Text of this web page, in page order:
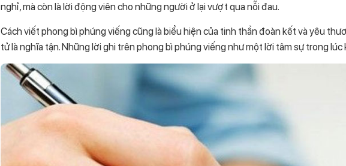
nghỉ, mà còn là lời động viên cho những người ở lại vượt qua nỗi đau.
Cách viết phong bì phúng viếng cũng là biểu hiện của tinh thần đoàn kết và yêu
tử là nghĩa tận. Những lời ghi trên phong bì phúng viếng như một lời tâm sự trong